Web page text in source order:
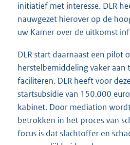
initiatief met interesse. DLR
nauwgezet hierover op de
uw Kamer over de uitkomst
DLR start daarnaast een pilot
herstelbemiddeling vaker aan
faciliteren. DLR heeft voor
startsubsidie van 150.000
kabinet. Door mediation
betrokken in het proces van
focus is dat slachtoffer en